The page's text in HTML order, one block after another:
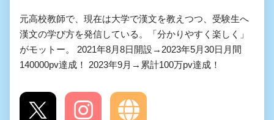
元高校教師で、現在は大学で漢文を教えつつ、受験生へ
漢文の学び方を発信している。「分かりやすく楽しく」
がモットー。 2021年8月8日開設→2023年5月30日月間
140000pv達成！ 2023年9月→累計100万pv達成！